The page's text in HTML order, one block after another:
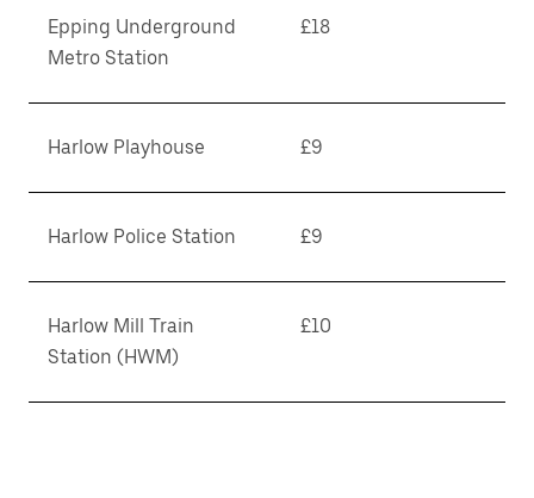
Epping Underground
Metro Station
£18
Harlow Playhouse £9
Harlow Police Station £9
Harlow Mill Train
Station (HWM)
£10